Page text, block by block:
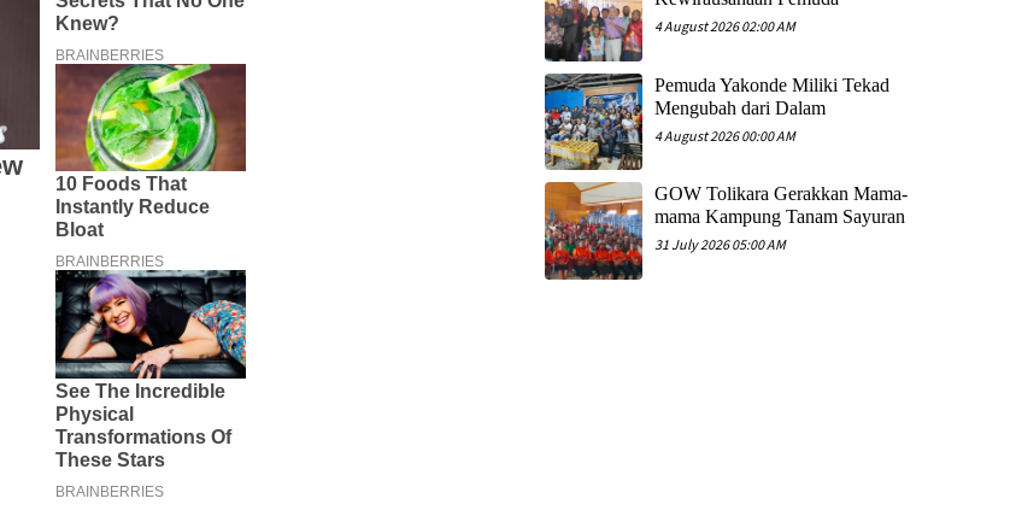
4 August 2026 02:00 AM
Pemuda Yakonde Miliki Tekad
Mengubah dari Dalam
4 August 2026 00:00 AM
GOW Tolikara Gerakkan Mama-
mama Kampung Tanam Sayuran
31 July 2026 05:00 AM